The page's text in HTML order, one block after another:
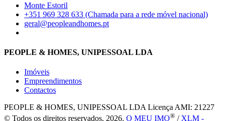
Monte Estoril
+351 969 328 633 (Chamada para a rede móvel nacional)
geral@peopleandhomes.pt
PEOPLE & HOMES, UNIPESSOAL LDA
Imóveis
Empreendimentos
Contactos
PEOPLE & HOMES, UNIPESSOAL LDA Licença AMI: 21227
© Todos os direitos reservados, 2026. O MEU IMO® /XLM -